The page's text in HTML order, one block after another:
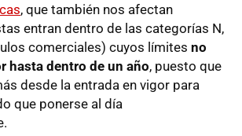
, que también nos afectan
entran dentro de las categorías N,
comerciales) cuyos límites no
hasta dentro de un año, puesto que
desde la entrada en vigor para
que ponerse al día